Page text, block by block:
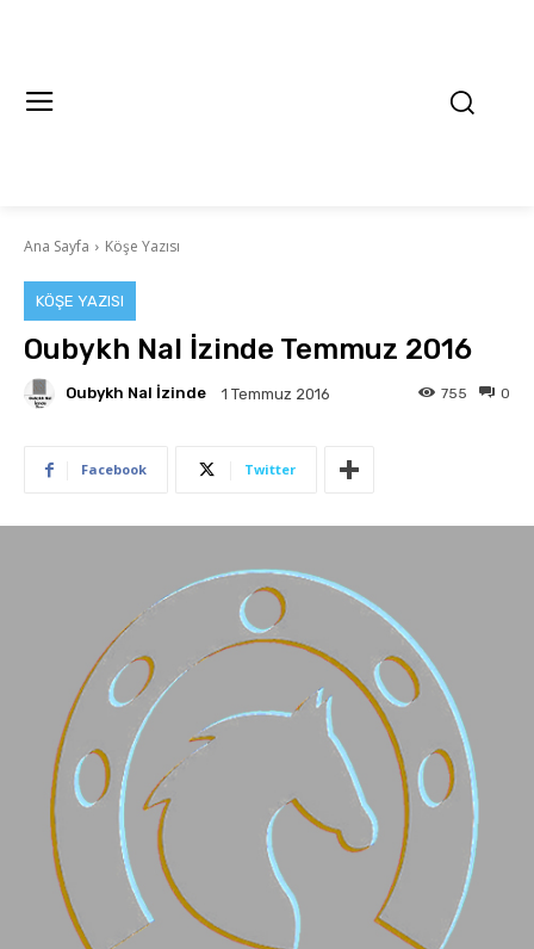
Ana Sayfa Köşe Yazısı
KÖŞE YAZISI
Oubykh Nal İzinde Temmuz 2016
Oubykh Nal İzinde 1 Temmuz 2016 0
755
Facebook Twitter